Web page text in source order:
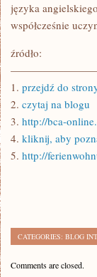
języka
współcześnie
źródło:
1. przejdź do
2. czytaj na blogu
3. http://bca-
4. kliknij, aby
5. http://
CATEGORIES: BLOG
Comments are closed.